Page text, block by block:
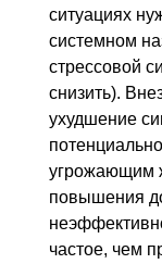
ситуациях
системном
стрессовой
снизить).
ухудшение
угрожающим
повышения
частое, чем